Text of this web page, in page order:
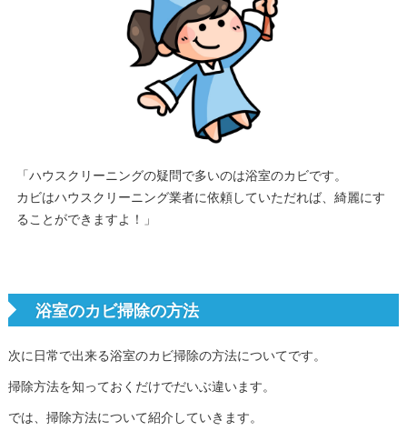
「ハウスクリーニングの疑問で多いのは浴室のカビです。
カビはハウスクリーニング業者に依頼していただれば、綺麗にす
ることができますよ！」
浴室のカビ掃除の方法
次に日常で出来る浴室のカビ掃除の方法についてです。
掃除方法を知っておくだけでだいぶ違います。
では、掃除方法について紹介していきます。